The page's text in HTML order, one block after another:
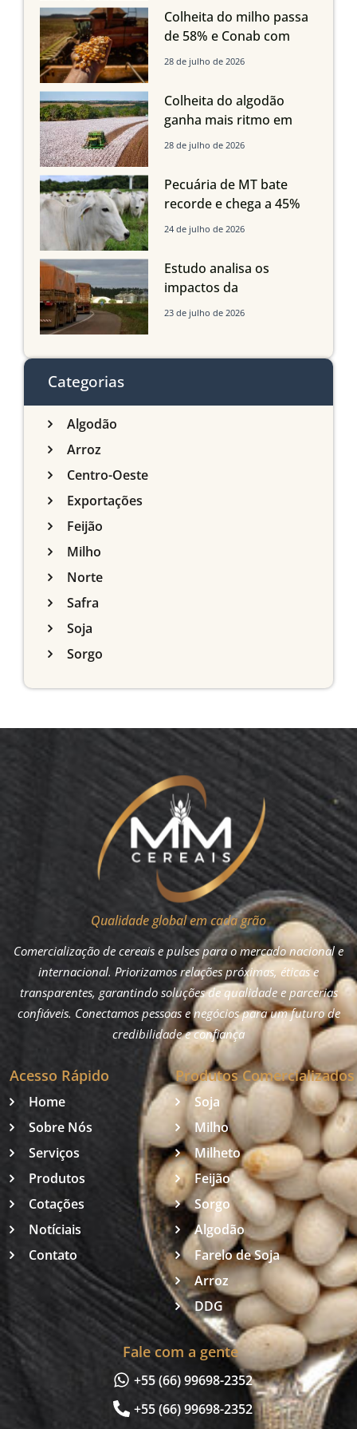
em Mato Grosso, aponta
Imea
Colheita do milho passa
de 58% e Conab com
boas produtividades em
quedas em Tocantins,
Maranhão e Piauí
28 de julho de 2026
Colheita do algodão
ganha mais ritmo em
Mato Grosso, Mato
Maranhão
28 de julho de 2026
Pecuária de MT bate
recorde e chega a 45%
dos bovinos abatidos
24 de julho de 2026
Estudo analisa os
impactos da
infraestrutura logística
do Sul
23 de julho de 2026
Categorias
Algodão
Arroz
Centro-Oeste
Exportações
Feijão
Milho
Norte
Safra
Soja
Sorgo
Qualidade global em cada grão
Comercialização de cereais e pulses para o mercado nacional e
internacional. Priorizamos relações próximas, éticas e
transparentes, garantindo soluções de qualidade e parcerias
confiáveis. Conectamos pessoas e negócios para um futuro de
credibilidade e confiança
Acesso Rápido
Home
Sobre Nós
Serviços
Produtos
Cotações
Notíciais
Contato
Produtos Comercializados
Soja
Milho
Milheto
Feijão
Sorgo
Algodão
Farelo de Soja
Arroz
DDG
Fale com a gente
+55 (66) 99698-2352
+55 (66) 99698-2352